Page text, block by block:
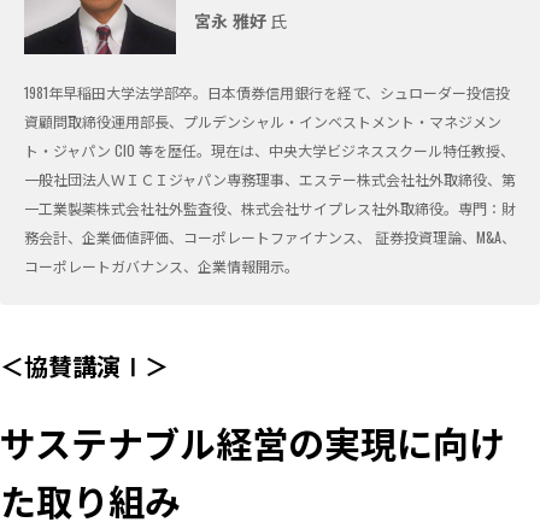
宮永 雅好氏
1981年早稲田大学法学部卒。日本債券信用銀行を経て、シュローダー投信投
資顧問取締役運用部長、プルデンシャル・インベストメント・マネジメン
ト・ジャパン CIO 等を歴任。現在は、中央大学ビジネススクール特任教授、
一般社団法人ＷＩＣＩジャパン専務理事、エステー株式会社社外取締役、第
一工業製薬株式会社社外監査役、株式会社サイプレス社外取締役。専門：財
務会計、企業価値評価、コーポレートファイナンス、 証券投資理論、M&A、
コーポレートガバナンス、企業情報開示。
＜協賛講演Ⅰ＞
サステナブル経営の実現に向け
た取り組み